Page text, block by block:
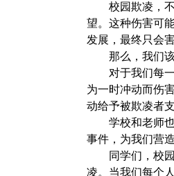
校园欺凌，
望。这种伤害可
发展，最终只会
那么，我们
对于我们每
为一时冲动而伤
动给予被欺凌者
学校和老师
事件，为我们营
同学们，校
凌。当我们每个